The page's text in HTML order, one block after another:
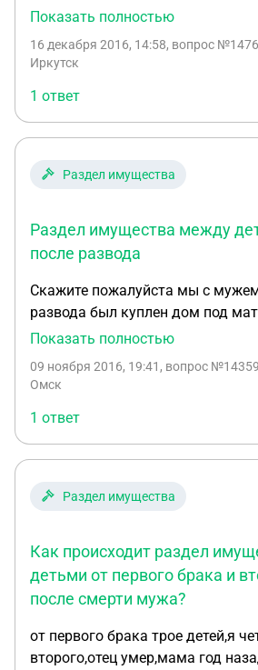
младшую дочь,право на
дочь,при этом мама жива.Нужно
родными братьями и сёстрами.
Показать полностью
16 декабря 2016, 14:58, вопрос
Иркутск
1 ответ
Раздел имущества
Раздел имущества между
после развода
Скажите пожалуйста мы с
развода был куплен дом под
документы на дом оформлены
теперь муж требует свою долю
Показать полностью
09 ноября 2016, 19:41 , вопрос
Омск
1 ответ
Раздел имущества
Как происходит раздел
детьми от первого брака и
после смерти мужа?
от первого брака трое детей,я
второго,отец умер,мама год